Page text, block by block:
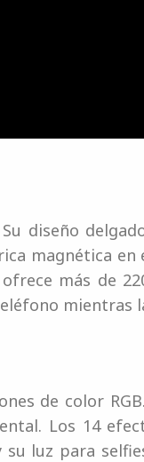
diseño
magnética
más de
mientras
de color
Los 14
luz para